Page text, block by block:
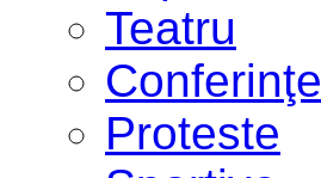
Teatru
Conferinţe
Proteste